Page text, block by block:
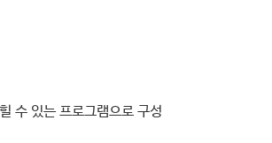
수 있는 프로그램으로 구성